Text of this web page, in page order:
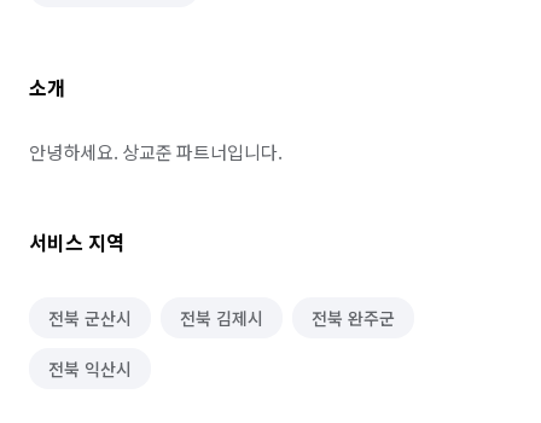
소개
안녕하세요. 상교준 파트너입니다.
서비스 지역
전북 군산시 전북 김제시 전북 완주군
전북 익산시